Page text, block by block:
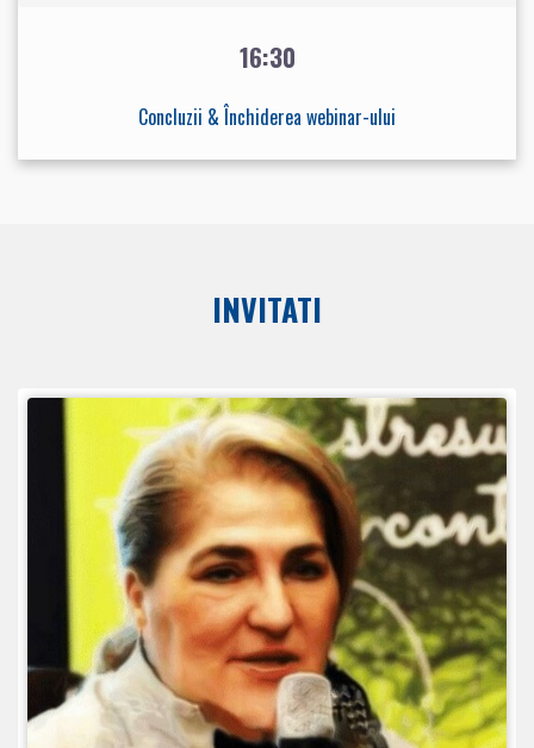
16:30
Concluzii & Închiderea webinar-ului
INVITATI